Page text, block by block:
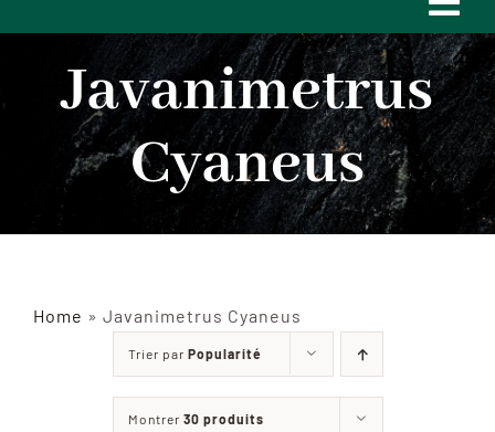
ACCUEIL
INSECTES NATURALISÉS
Javanimetrus
Cyaneus
Home » Javanimetrus Cyaneus
Trier par Popularité
Montrer 30 produits